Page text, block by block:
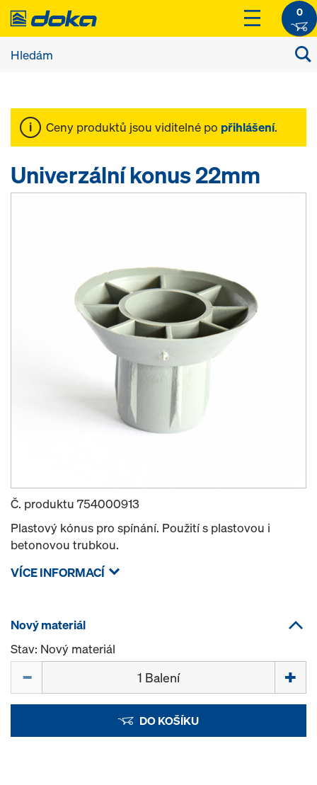
0
Ceny produktů jsou viditelné po přihlášení.
Univerzální konus 22mm
Č. produktu 754000913
Plastový kónus pro spínání. Použití s plastovou i
betonovou trubkou.
VÍCE INFORMACÍ
Nový materiál
Stav: Nový materiál
DO KOŠÍKU